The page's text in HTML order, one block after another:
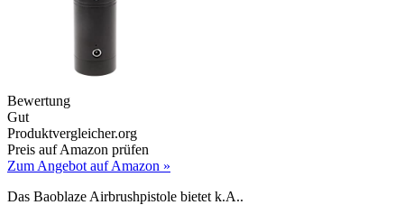
Bewertung
Gut
Produktvergleicher.org
Preis auf Amazon prüfen
Zum Angebot auf Amazon »
Das Baoblaze Airbrushpistole bietet k.A..